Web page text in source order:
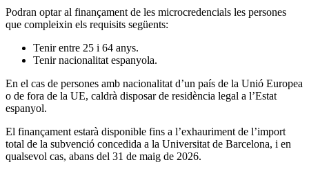
Podran optar al finançament de les microcredencials les persones
que compleixin els requisits següents:
Tenir entre 25 i 64 anys.
Tenir nacionalitat espanyola.
En el cas de persones amb nacionalitat d’un país de la Unió Europea
o de fora de la UE, caldrà disposar de residència legal a l’Estat
espanyol.
El finançament estarà disponible fins a l’exhauriment de l’import
total de la subvenció concedida a la Universitat de Barcelona, i en
qualsevol cas, abans del 31 de maig de 2026.